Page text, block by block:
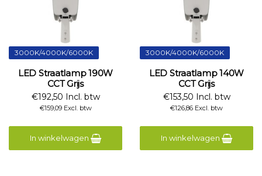
3000K/4000K/6000K
LED Straatlamp 190W
CCT Grijs
€192,50 Incl. btw
€159,09 Excl. btw
In winkelwagen
3000K/4000K/6000K
LED Straatlamp 140W
CCT Grijs
€153,50 Incl. btw
€126,86 Excl. btw
In winkelwagen